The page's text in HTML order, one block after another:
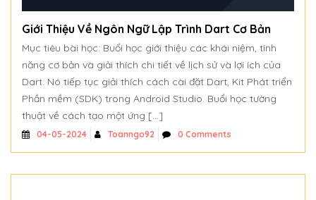
Giới Thiệu Về Ngôn Ngữ Lập Trình Dart Cơ Bản
Mục tiêu bài học: Buổi học giới thiệu các khái niệm, tính
năng cơ bản và giải thích chi tiết về lịch sử và lợi ích của
Dart. Nó tiếp tục giải thích cách cài đặt Dart, Kit Phát triển
Phần mềm (SDK) trong Android Studio. Buổi học tường
thuật về cách tạo một ứng […]
04-05-2024 Toanngo92 0 Comments